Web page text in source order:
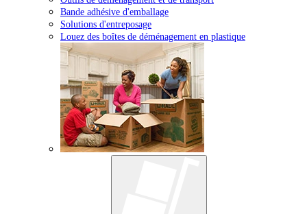
Bande adhésive d'emballage
Solutions d'entreposage
Louez des boîtes de déménagement en plastique